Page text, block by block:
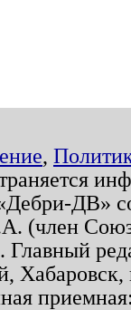
,
ДВ»
(член
Главный